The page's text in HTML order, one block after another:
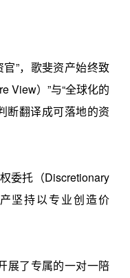
”，歌斐资产始终致
View）”与“全球化的
断翻译成可落地的资
委托（Discretionary
坚持以专业创造价
展了专属的一对一陪